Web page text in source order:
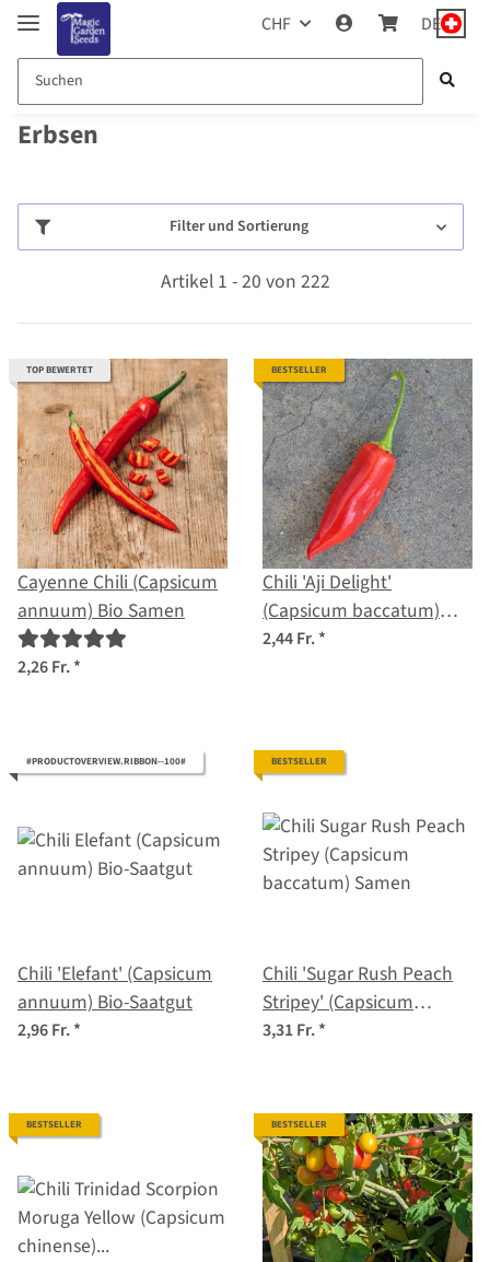
CHF DE
Erbsen
Filter und Sortierung
Artikel 1 - 20 von 222
TOP BEWERTET
Cayenne Chili (Capsicum
annuum) Bio Samen
2,26 Fr.*
BESTSELLER
Chili 'Aji Delight'
(Capsicum baccatum)
Bio-Saatgut
2,44 Fr.*
#PRODUCTOVERVIEW.RIBBON--100#
Chili 'Elefant' (Capsicum
annuum) Bio-Saatgut
2,96 Fr.*
BESTSELLER
Chili 'Sugar Rush Peach
Stripey' (Capsicum
baccatum) Samen
3,31 Fr.*
BESTSELLER BESTSELLER